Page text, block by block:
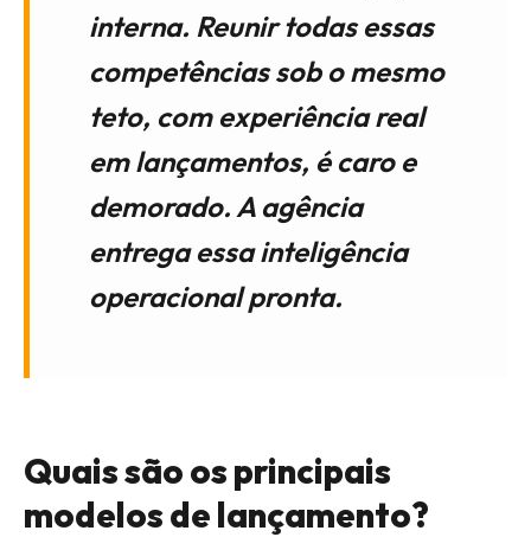
interna. Reunir todas essas
competências sob o mesmo
teto, com experiência real
em lançamentos, é caro e
demorado. A agência
entrega essa inteligência
operacional pronta.
Quais são os principais
modelos de lançamento?